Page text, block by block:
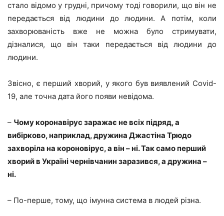
стало відомо у грудні, причому тоді говорили, що він не
передається від людини до людини. А потім, коли
захворюваність вже не можна було стримувати,
дізналися, що він таки передається від людини до
людини.
Звісно, є перший хворий, у якого був виявлений Covid-
19, але точна дата його появи невідома.
– Чому коронавірус заражає не всіх підряд, а
вибірково, наприклад, дружина Джастіна Трюдо
захворіла на короновірус, а він – ні. Так само перший
хворий в Україні чернівчанин заразився, а дружина –
ні.
– По-перше, тому, що імунна система в людей різна.